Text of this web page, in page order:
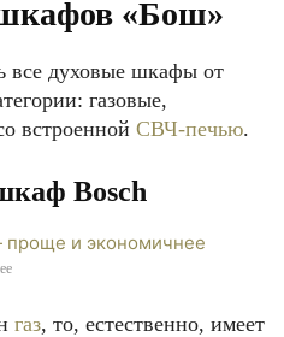
«Бош»
все духовые шкафы от
газовые,
встроенной СВЧ-печью.
Bosch
газ, то, естественно, имеет